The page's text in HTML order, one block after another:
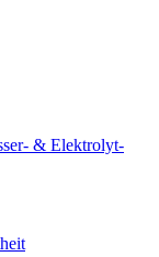
& Elektrolyt-